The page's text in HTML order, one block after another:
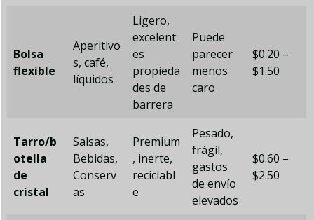
Bolsa
flexible
Aperitivo
s, café,
líquidos
Ligero,
excelent
es
propieda
des de
barrera
Puede
parecer
menos
caro
$0.20 –
$1.50
Tarro/b
otella
de
cristal
Salsas,
Bebidas,
Conserv
as
Premium
, inerte,
reciclabl
e
Pesado,
frágil,
gastos
de envío
elevados
$0.60 –
$2.50